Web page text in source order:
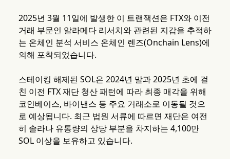
2025년 3월 11일에 발생한 이 트랜잭션은 FTX와 이전
거래 부문인 알라메다 리서치와 관련된 지갑을 추적하
는 온체인 분석 서비스 온체인 렌즈(Onchain Lens)에
의해 포착되었습니다.
스테이킹 해제된 SOL은 2024년 말과 2025년 초에 걸
친 이전 FTX 재단 청산 패턴에 따라 최종 매각을 위해
코인베이스, 바이낸스 등 주요 거래소로 이동될 것으
로 예상됩니다. 최근 법원 서류에 따르면 재단은 여전
히 솔라나 유통량의 상당 부분을 차지하는 4,100만
SOL 이상을 보유하고 있습니다.